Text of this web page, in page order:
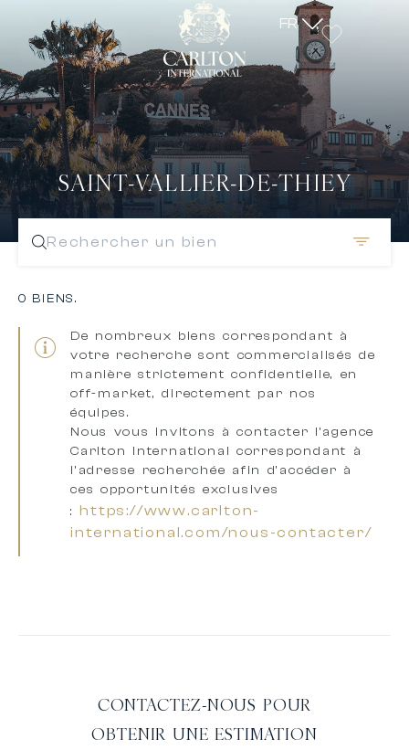
FR
Rechercher un bien
SAINT-VALLIER-DE-THIEY
0 BIENS.
De nombreux biens correspondant à
votre recherche sont commercialisés de
manière strictement confidentielle, en
off-market, directement par nos
équipes.
Nous vous invitons àcontacter l’agence
Carlton International correspondant à
l’adresse recherchée afin d’accéder à
ces opportunités exclusives
: https://www.carlton-
international.com/nous-contacter/
CONTACTEZ-NOUS POUR
OBTENIR UNE ESTIMATION